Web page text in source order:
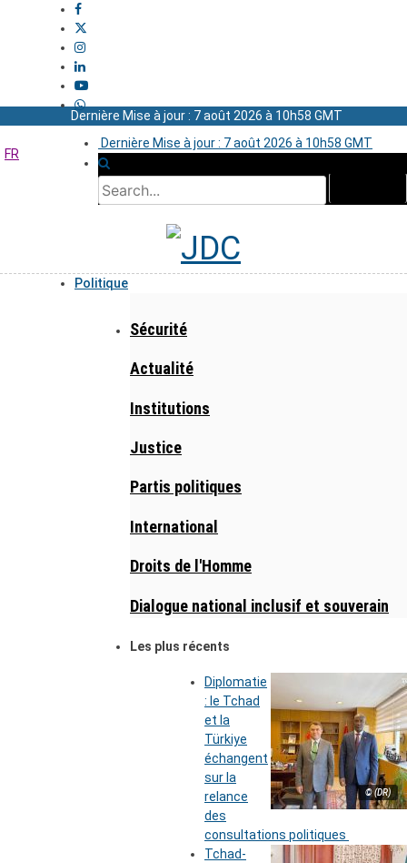
Dernière Mise à jour : 7 août 2026 à 10h58 GMT
Dernière Mise à jour : 7 août 2026 à 10h58 GMT
FR
Politique
Sécurité
Actualité
Institutions
Justice
Partis politiques
International
Droits de l'Homme
Dialogue national inclusif et souverain
Les plus récents
© (DR)
Diplomatie
: le Tchad
et la
Türkiye
échangent
sur la
relance
des
consultations politiques
Tchad-